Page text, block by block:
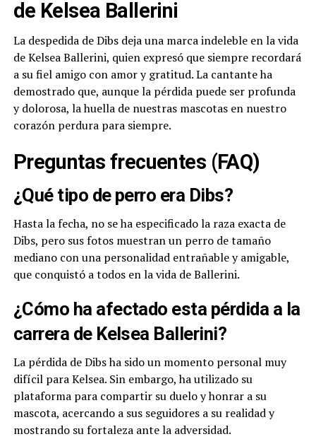
de Kelsea Ballerini
La despedida de Dibs deja una marca indeleble en la vida
de Kelsea Ballerini, quien expresó que siempre recordará
a su fiel amigo con amor y gratitud. La cantante ha
demostrado que, aunque la pérdida puede ser profunda
y dolorosa, la huella de nuestras mascotas en nuestro
corazón perdura para siempre.
Preguntas frecuentes (FAQ)
¿Qué tipo de perro era Dibs?
Hasta la fecha, no se ha especificado la raza exacta de
Dibs, pero sus fotos muestran un perro de tamaño
mediano con una personalidad entrañable y amigable,
que conquistó a todos en la vida de Ballerini.
¿Cómo ha afectado esta pérdida a la
carrera de Kelsea Ballerini?
La pérdida de Dibs ha sido un momento personal muy
difícil para Kelsea. Sin embargo, ha utilizado su
plataforma para compartir su duelo y honrar a su
mascota, acercando a sus seguidores a su realidad y
mostrando su fortaleza ante la adversidad.